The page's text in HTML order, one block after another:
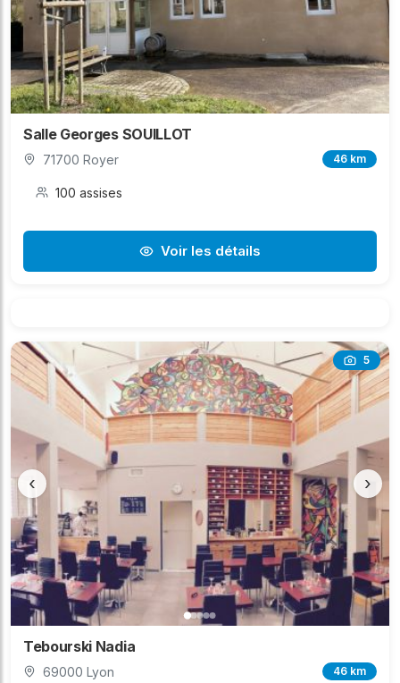
Salle Georges SOUILLOT
71700 Royer 46 km
100 assises
Voir les détails
5
‹ ›
Tebourski Nadia
69000 Lyon 46 km